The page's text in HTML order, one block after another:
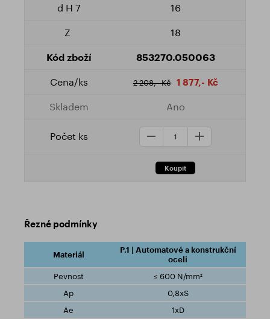
16
18
853270.050063
2 208,- Kč 1 877,- Kč
Ano
Řezné podmínky
P.1 | Automatové a konstrukční
oceli
≤ 600 N/mm²
0,8xS
1xD